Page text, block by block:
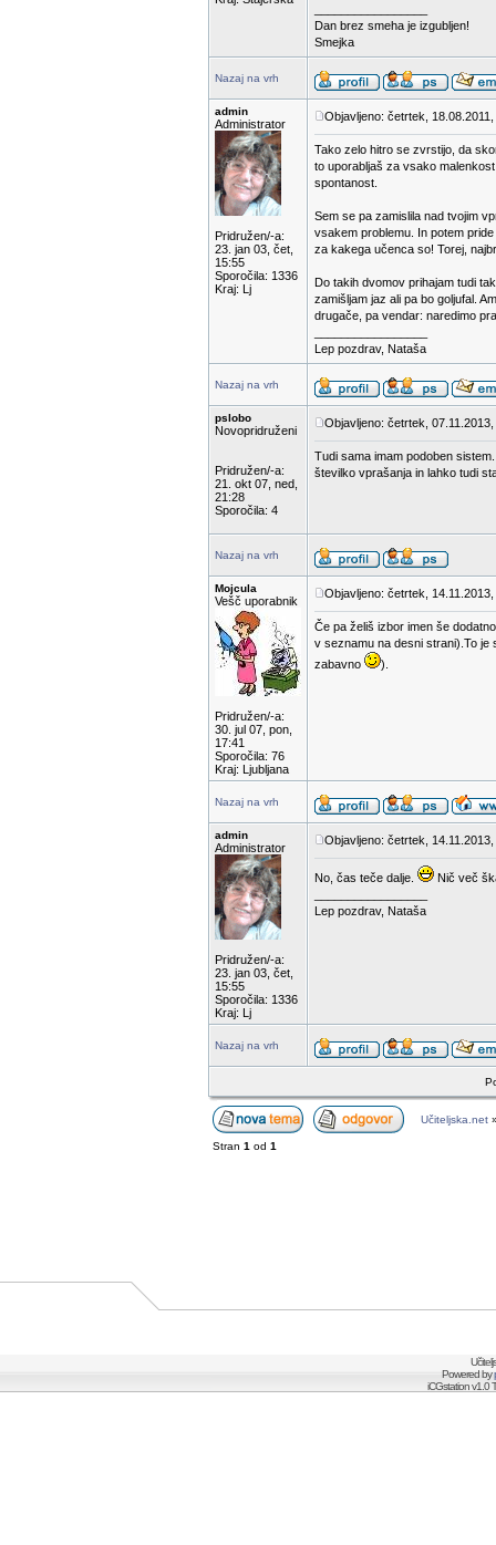
Dan brez smeha je izgubljen!
Smejka
Nazaj na vrh
admin
Administrator
Pridružen/-a:
23. jan 03, čet,
15:55
Sporočila: 1336
Kraj: Lj
Objavljeno: četrtek, 18.08.2011,
Tako zelo hitro se zvrstijo, da
to uporabljaš za vsako
spontanost.
Sem se pa zamislila nad tvojim
vsakem problemu. In potem
za kakega učenca so! Torej,
Do takih dvomov prihajam tudi
zamišljam jaz ali pa bo goljufal.
drugače, pa vendar: naredimo
Lep pozdrav, Nataša
Nazaj na vrh
pslobo
Novopridruženi
Pridružen/-a:
21. okt 07, ned,
21:28
Sporočila: 4
Objavljeno: četrtek, 07.11.2013,
Tudi sama imam podoben
številko vprašanja in lahko tudi
Nazaj na vrh
Mojcula
Vešč uporabnik
Pridružen/-a:
30. jul 07, pon,
17:41
Sporočila: 76
Kraj: Ljubljana
Objavljeno: četrtek,
Če pa želiš izbor imen še
v seznamu na desni strani).To je
zabavno
).
Nazaj na vrh
admin
Administrator
Pridružen/-a:
23. jan 03, čet,
15:55
Sporočila: 1336
Kraj: Lj
Objavljeno: četrtek,
No, čas teče dalje.
Nič več
Lep pozdrav, Nataša
Nazaj na vrh
Učiteljska.net
Stran 1 od 1
Powered by
iCGstation v1.0